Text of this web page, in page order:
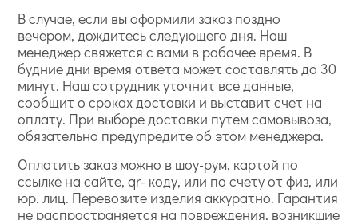
В случае, если вы оформили заказ поздно
вечером, дождитесь следующего дня. Наш
менеджер свяжется с вами в рабочее время. В
будние дни время ответа может составлять до 30
минут. Наш сотрудник уточнит все данные,
сообщит о сроках доставки и выставит счет на
оплату. При выборе доставки путем самовывоза,
обязательно предупредите об этом менеджера.
Оплатить заказ можно в шоу-рум, картой по
ссылке на сайте, qr- коду, или по счету от физ, или
юр. лиц. Перевозите изделия аккуратно. Гарантия
не распространяется на повреждения, возникшие